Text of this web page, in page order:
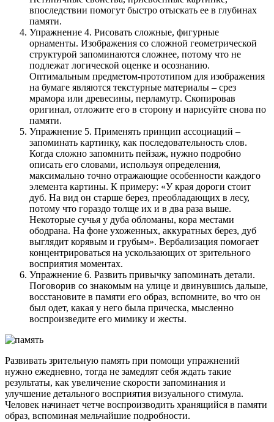
впоследствии помогут быстро отыскать ее в глубинах
памяти.
Упражнение 4. Рисовать сложные, фигурные
орнаменты. Изображения со сложной геометрической
структурой запоминаются сложнее, потому что не
подлежат логической оценке и осознанию.
Оптимальным предметом-прототипом для изображения
на бумаге являются текстурные материалы – срез
мрамора или древесины, перламутр. Скопировав
оригинал, отложите его в сторону и нарисуйте снова по
памяти.
Упражнение 5. Применять принцип ассоциаций –
запоминать картинку, как последовательность слов.
Когда сложно запомнить пейзаж, нужно подробно
описать его словами, используя определения,
максимально точно отражающие особенности каждого
элемента картины. К примеру: «У края дороги стоит
дуб. На вид он старше берез, преобладающих в лесу,
потому что гораздо толще их и в два раза выше.
Некоторые сучья у дуба обломаны, кора местами
ободрана. На фоне ухоженных, аккуратных берез, дуб
выглядит корявым и грубым». Вербализация помогает
концентрироваться на ускользающих от зрительного
восприятия моментах.
Упражнение 6. Развить привычку запоминать детали.
Поговорив со знакомым на улице и двинувшись дальше,
восстановите в памяти его образ, вспомните, во что он
был одет, какая у него была прическа, мысленно
воспроизведите его мимику и жесты.
Развивать зрительную память при помощи упражнений
нужно ежедневно, тогда не замедлят себя ждать такие
результаты, как увеличение скорости запоминания и
улучшение детального восприятия визуального стимула.
Человек начинает четче воспроизводить хранящийся в памяти
образ, вспоминая мельчайшие подробности.